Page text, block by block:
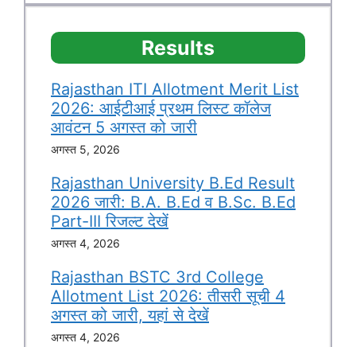
Results
Rajasthan ITI Allotment Merit List
2026: आईटीआई प्रथम लिस्ट कॉलेज
आवंटन 5 अगस्त को जारी
अगस्त 5, 2026
Rajasthan University B.Ed Result
2026 जारी: B.A. B.Ed व B.Sc. B.Ed
Part-III रिजल्ट देखें
अगस्त 4, 2026
Rajasthan BSTC 3rd College
Allotment List 2026: तीसरी सूची 4
अगस्त को जारी, यहां से देखें
अगस्त 4, 2026